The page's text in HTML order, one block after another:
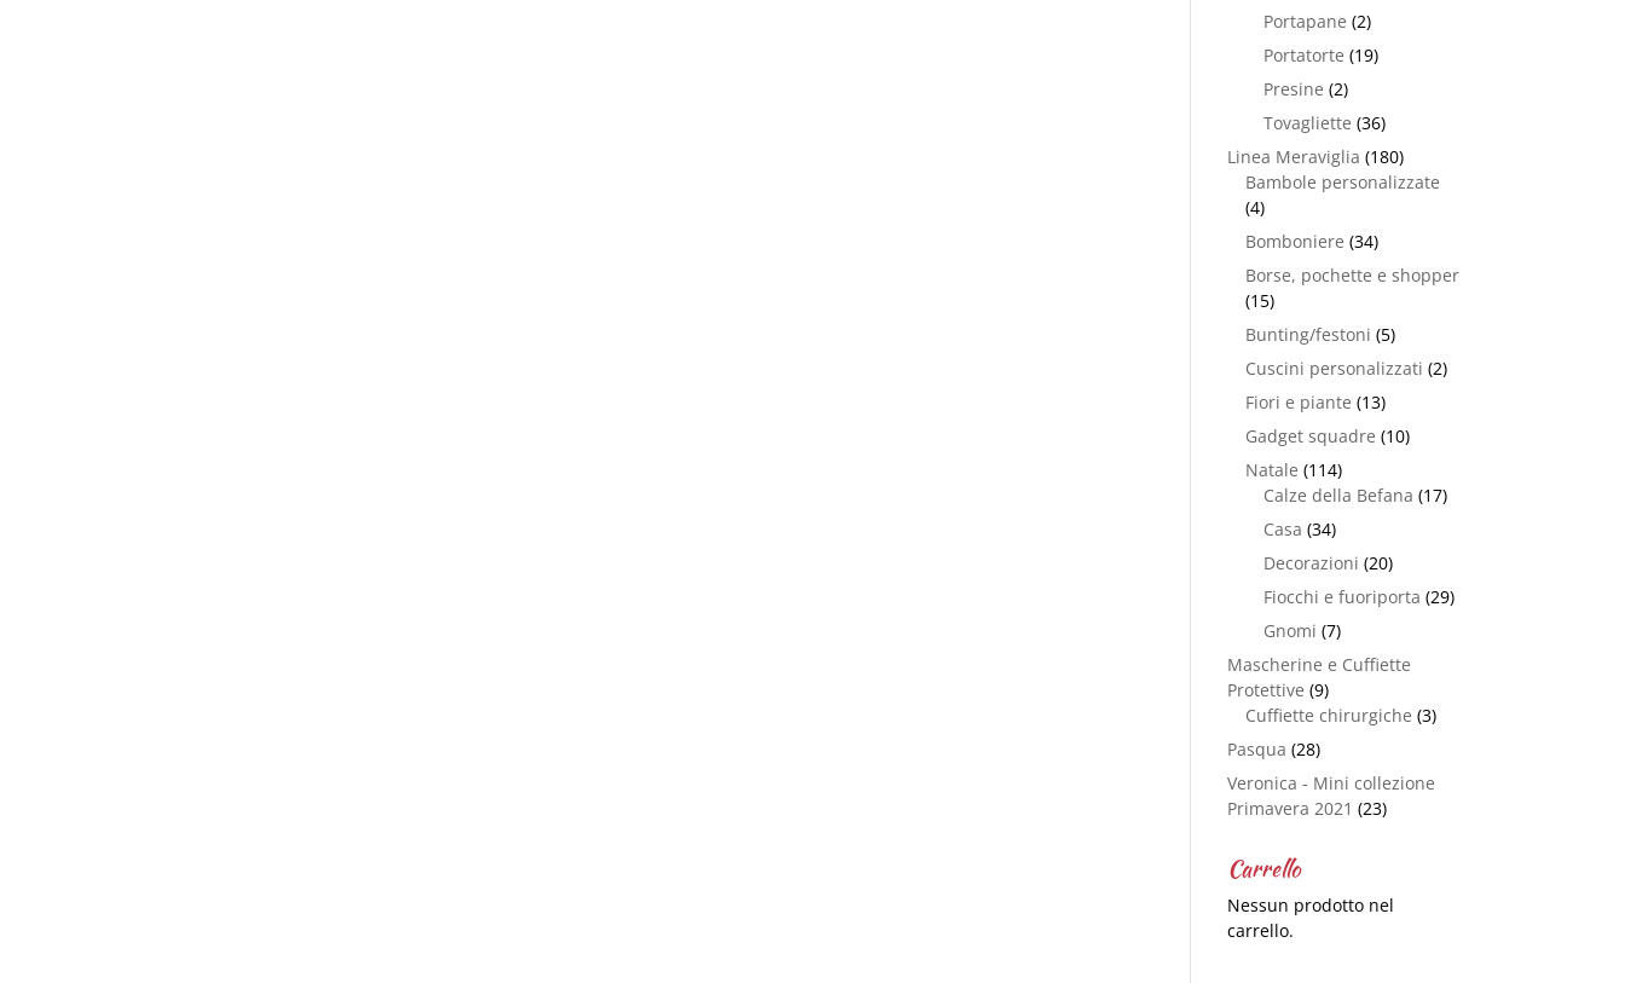
Portapane (2)
Portatorte (19)
Presine (2)
Tovagliette (36)
Linea Meraviglia (180)
Bambole personalizzate
(4)
Bomboniere (34)
Borse, pochette e shopper
(15)
Bunting/festoni (5)
Cuscini personalizzati (2)
Fiori e piante (13)
Gadget squadre (10)
Natale (114)
Calze della Befana (17)
Casa (34)
Decorazioni (20)
Fiocchi e fuoriporta (29)
Gnomi (7)
Mascherine e Cuffiette
Protettive (9)
Cuffiette chirurgiche (3)
Pasqua (28)
Veronica - Mini collezione
Primavera 2021 (23)
Carrello
Nessun prodotto nel
carrello.